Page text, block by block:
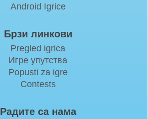
Android Igrice
Брзи линкови
Pregled igrica
Игре упутства
Popusti za igre
Contests
Радите са нама